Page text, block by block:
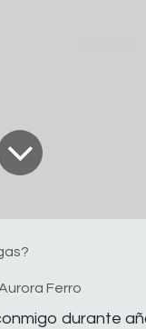
Ferro
durante